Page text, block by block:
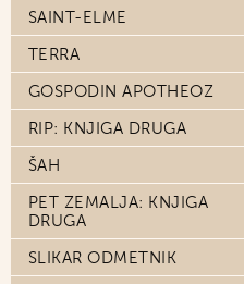
SAINT-ELME
TERRA
GOSPODIN APOTHEOZ
RIP: KNJIGA DRUGA
ŠAH
PET ZEMALJA: KNJIGA
DRUGA
SLIKAR ODMETNIK